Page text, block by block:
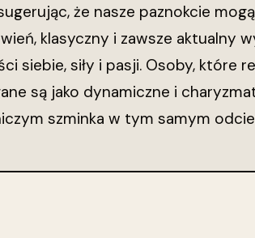
że nasze paznokcie
klasyczny i zawsze aktualny
siebie, siły i pasji. Osoby, które
są jako dynamiczne i
szminka w tym samym